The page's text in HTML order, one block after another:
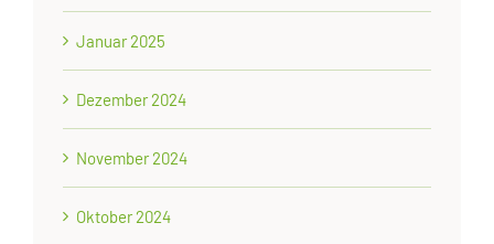
Januar 2025
Dezember 2024
November 2024
Oktober 2024